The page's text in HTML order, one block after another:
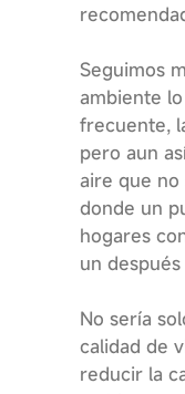
Seguimos
ambiente
frecuente,
pero aun
aire que no
donde un
hogares
un
No sería
calidad de
reducir la